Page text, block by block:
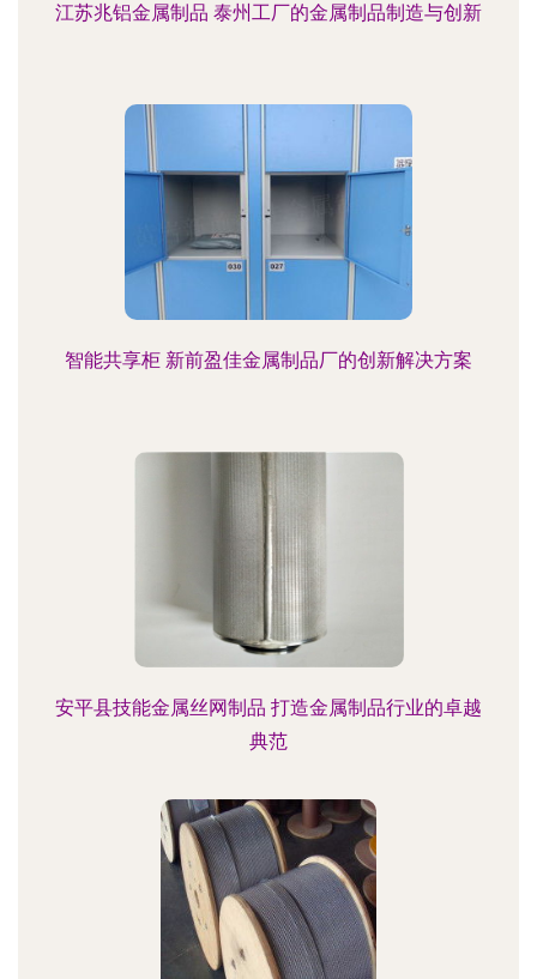
江苏兆铝金属制品 泰州工厂的金属制品制造与创新
智能共享柜 新前盈佳金属制品厂的创新解决方案
安平县技能金属丝网制品 打造金属制品行业的卓越
典范